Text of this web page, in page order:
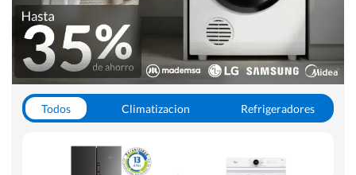
Todos Climatizacion
Refrigeradores
Hornos y Microondas